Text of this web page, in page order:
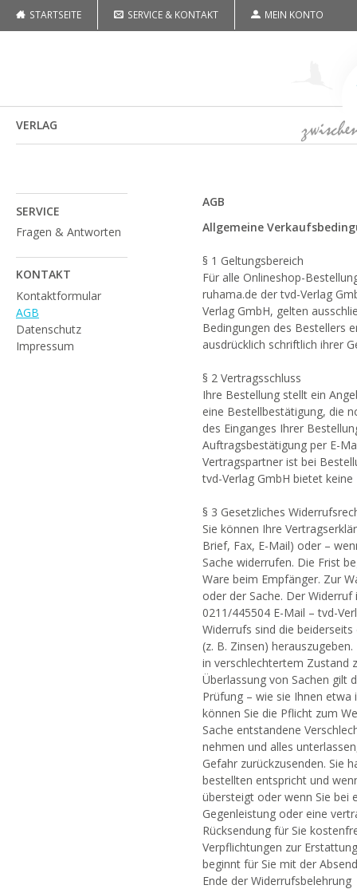
STARTSEITE SERVICE & KONTAKT MEIN KONTO
VERLAG
SERVICE
Fragen & Antworten
KONTAKT
Kontaktformular
AGB
Datenschutz
Impressum
AGB
Allgemeine
§ 1 Geltungsbereich
Für alle Onlineshop-
ruhama.de der tvd-Verlag
Verlag GmbH, gelten
Bedingungen des Bestellers
ausdrücklich schriftlich ihrer
§ 2 Vertragsschluss
Ihre Bestellung stellt ein
eine Bestellbestätigung, die
des Einganges Ihrer
Auftragsbestätigung per E-
Vertragspartner ist bei
tvd-Verlag GmbH bietet
§ 3 Gesetzliches
Sie können Ihre
Brief, Fax, E-Mail) oder –
Sache widerrufen. Die Frist
Ware beim Empfänger. Zur
oder der Sache. Der
0211/445504 E-Mail – tvd-
Widerrufs sind die
(z. B. Zinsen)
in verschlechtertem Zustand
Überlassung von Sachen gilt
Prüfung – wie sie Ihnen
können Sie die Pflicht zum
Sache entstandene
nehmen und alles
Gefahr zurückzusenden. Sie
bestellten entspricht und
übersteigt oder wenn Sie bei
Gegenleistung oder eine
Rücksendung für Sie
Verpflichtungen zur
beginnt für Sie mit der
Ende der Widerrufsbelehrung